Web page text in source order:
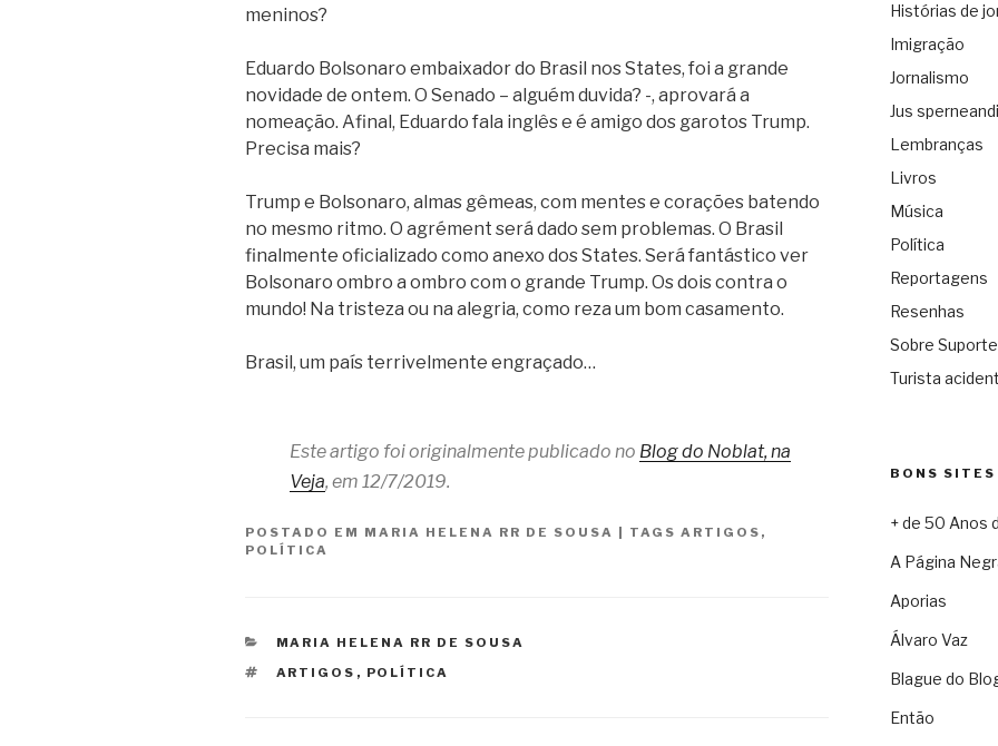
meninos?
Eduardo Bolsonaro embaixador do Brasil nos States, foi a grande
novidade de ontem. O Senado – alguém duvida? -, aprovará a
nomeação. Afinal, Eduardo fala inglês e é amigo dos garotos Trump.
Precisa mais?
Trump e Bolsonaro, almas gêmeas, com mentes e corações batendo
no mesmo ritmo. O agrément será dado sem problemas. O Brasil
finalmente oficializado como anexo dos States. Será fantástico ver
Bolsonaro ombro a ombro com o grande Trump. Os dois contra o
mundo! Na tristeza ou na alegria, como reza um bom casamento.
Brasil, um país terrivelmente engraçado…
Este artigo foi originalmente publicado no Blog do Noblat, na
Veja, em 12/7/2019.
POSTADO EM MARIA HELENA RR DE SOUSA | TAGS ARTIGOS ,
POLÍTICA
CATEGORIAS
MARIA HELENA RR DE SOUSA
TAGS
ARTIGOS , POLÍTICA
Histórias de
Imigração
Jornalismo
Jus sperneandi
Lembranças
Livros
Música
Política
Reportagens
Resenhas
Sobre
Turista
BONS SITES
+ de 50 Anos
A Página
Aporias
Álvaro Vaz
Blague do
Então